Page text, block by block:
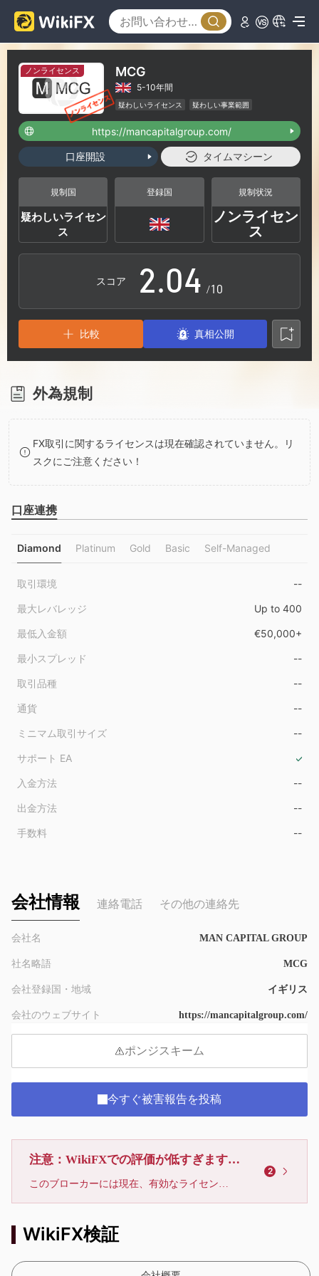
ノンライセンス MCG
5-10年間
疑わしいライセンス
疑わしい事業範囲
ハイリスクレベル
https://mancapitalgroup.com/
口座開設 タイムマシーン
規制国
疑わしいライセン
ス
登録国 規制状況
ノンライセン
ス
スコア
0
1
2
3
4
6
7
8
.0
1
2
4
5
6
0
1
2
3
4
5
6
8
9
/10
比較 真相公開
外為規制
FX取引に関するライセンスは現在確認されていません。リ
スクにご注意ください！
口座連携
Diamond Platinum Gold Basic Self-Managed
取引環境 --
最大レバレッジ Up to 400
最低入金額 €50,000+
最小スプレッド --
取引品種 --
通貨 --
ミニマム取引サイズ --
サポート EA
入金方法 --
出金方法 --
手数料 --
会社情報 連絡電話 その他の連絡先
会社名 MAN CAPITAL GROUP
社名略語 MCG
会社登録国・地域 イギリス
会社のウェブサイト https://mancapitalgroup.com/
ポンジスキーム
今すぐ被害報告を投稿
注意：WikiFXでの評価が低すぎます、利用しないでください
このブローカーには現在、有効なライセンスが確認されていません。リスクにご注意下さい！
2
WikiFX検証